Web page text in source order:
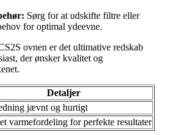
Sørg for at udskifte filtre eller
for optimal ydeevne.
ovnen er det ultimative redskab
der ønsker kvalitet og
Detaljer
jævnt og hurtigt
varmefordeling for perfekte resultater